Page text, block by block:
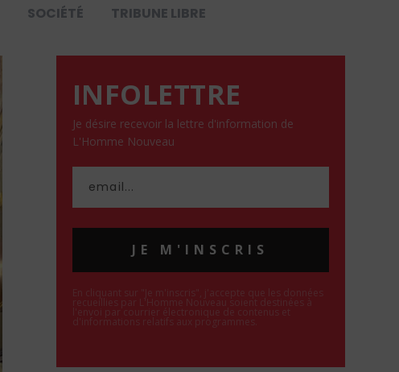
SOCIÉTÉ TRIBUNE LIBRE
INFOLETTRE
Je désire recevoir la lettre d'information de
L'Homme Nouveau
JE M'INSCRIS
En cliquant sur "Je m'inscris", j'accepte que les données
recueillies par L'Homme Nouveau soient destinées à
l'envoi par courrier électronique de contenus et
d'informations relatifs aux programmes.